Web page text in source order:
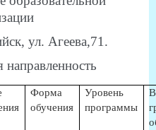
ул. Агеева,71.
направленность
Форма
обучения
Уровень
программы